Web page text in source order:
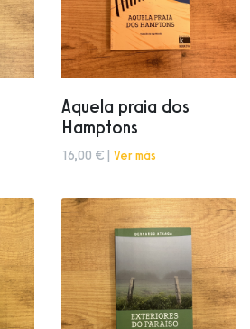
Aquela praia dos
Hamptons
16,00 € | Ver más